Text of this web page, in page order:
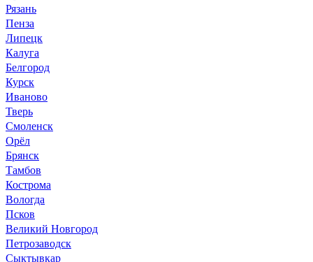
Рязань
Пенза
Липецк
Калуга
Белгород
Курск
Иваново
Тверь
Смоленск
Орёл
Брянск
Тамбов
Кострома
Вологда
Псков
Великий Новгород
Петрозаводск
Сыктывкар